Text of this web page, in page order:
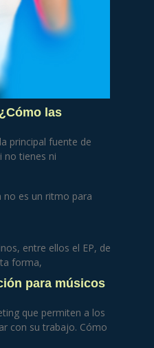
las
principal fuente de
no tienes ni
no es un ritmo para
entre ellos el EP, de
forma,
para músicos
que permiten a los
con su trabajo. Cómo